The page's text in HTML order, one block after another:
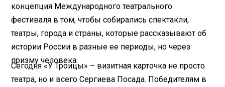
концепция Международного театрального
фестиваля в том, чтобы собирались спектакли,
театры, города и страны, которые рассказывают об
истории России в разные ее периоды, но через
призму человека.
Сегодня «У Троицы» – визитная карточка не просто
театра, но и всего Сергиева Посада. Победителям в